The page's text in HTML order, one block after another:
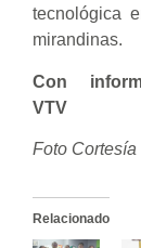
tecnológica
mirandinas.
Con
VTV
Foto Cortesía
Relacionado